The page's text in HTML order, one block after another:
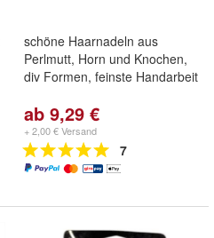
schöne Haarnadeln aus
Perlmutt, Horn und Knochen,
div Formen, feinste Handarbeit
ab 9,29 €
+ 2,00 € Versand
7